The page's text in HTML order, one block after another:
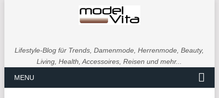
Lifestyle-Blog für Trends, Damenmode, Herrenmode, Beauty,
Living, Health, Accessoires, Reisen und mehr...
MENU